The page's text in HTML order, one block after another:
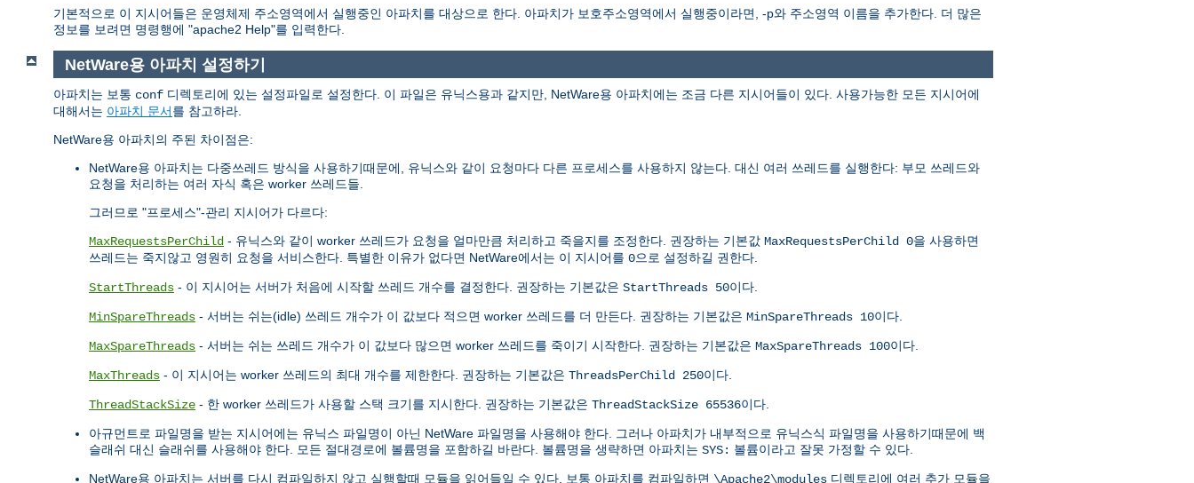
기본적으로 이 지시어들은 운영체제 주소영역에서 실행중인 아파치를 대상으로 한다. 아파치가 보호주소영역에서 실행중이라면, -p와 주소영역 이름을 추가한다. 더 많은
정보를 보려면 명령행에 "apache2 Help"를 입력한다.
NetWare용 아파치 설정하기
아파치는 보통 conf 디렉토리에 있는 설정파일로 설정한다. 이 파일은 유닉스용과 같지만, NetWare용 아파치에는 조금 다른 지시어들이 있다. 사용가능한 모든 지시어에
대해서는 아파치 문서를 참고하라.
NetWare용 아파치의 주된 차이점은:
NetWare용 아파치는 다중쓰레드 방식을 사용하기때문에, 유닉스와 같이 요청마다 다른 프로세스를 사용하지 않는다. 대신 여러 쓰레드를 실행한다: 부모 쓰레드와
요청을 처리하는 여러 자식 혹은 worker 쓰레드들.
그러므로 "프로세스"-관리 지시어가 다르다:
MaxRequestsPerChild - 유닉스와 같이 worker 쓰레드가 요청을 얼마만큼 처리하고 죽을지를 조정한다. 권장하는 기본값 MaxRequestsPerChild 0을 사용하면
쓰레드는 죽지않고 영원히 요청을 서비스한다. 특별한 이유가 없다면 NetWare에서는 이 지시어를 0으로 설정하길 권한다.
StartThreads - 이 지시어는 서버가 처음에 시작할 쓰레드 개수를 결정한다. 권장하는 기본값은 StartThreads 50이다.
MinSpareThreads - 서버는 쉬는(idle) 쓰레드 개수가 이 값보다 적으면 worker 쓰레드를 더 만든다. 권장하는 기본값은 MinSpareThreads 10이다.
MaxSpareThreads - 서버는 쉬는 쓰레드 개수가 이 값보다 많으면 worker 쓰레드를 죽이기 시작한다. 권장하는 기본값은 MaxSpareThreads 100이다.
MaxThreads - 이 지시어는 worker 쓰레드의 최대 개수를 제한한다. 권장하는 기본값은 ThreadsPerChild 250이다.
ThreadStackSize - 한 worker 쓰레드가 사용할 스택 크기를 지시한다. 권장하는 기본값은 ThreadStackSize 65536이다.
아규먼트로 파일명을 받는 지시어에는 유닉스 파일명이 아닌 NetWare 파일명을 사용해야 한다. 그러나 아파치가 내부적으로 유닉스식 파일명을 사용하기때문에 백
슬래쉬 대신 슬래쉬를 사용해야 한다. 모든 절대경로에 볼륨명을 포함하길 바란다. 볼륨명을 생략하면 아파치는 SYS: 볼륨이라고 잘못 가정할 수 있다.
NetWare용 아파치는 서버를 다시 컴파일하지 않고 실행할때 모듈을 읽어들일 수 있다. 보통 아파치를 컴파일하면 \Apache2\modules 디렉토리에 여러 추가 모듈을